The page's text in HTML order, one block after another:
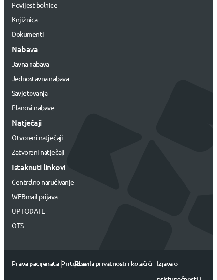
Povijest bolnice
Knjižnica
Dokumenti
Nabava
Javna nabava
Jednostavna nabava
Savjetovanja
Planovi nabave
Natječaji
Otvoreni natječaji
Zatvoreni natječaji
Istaknuti linkovi
Centralno naručivanje
WEBmail prijava
UPTODATE
OTS
Prava pacijenata |Pritužbe
|Pravila privatnosti i kolačići Izjava o